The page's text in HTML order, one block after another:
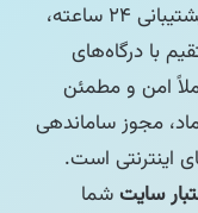
از معتبرترین سایت‌های ایرانی است. با پشتیبانی ۲۴ ساعته،
با درگاه‌های
امن و مطمئن
مجوز ساماندهی
است.
سایتشما